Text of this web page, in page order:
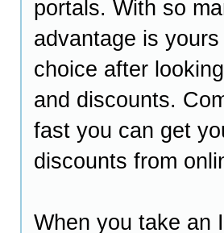
portals. With so
advantage is
choice after
and discounts.
fast you can get
discounts from
When you take an